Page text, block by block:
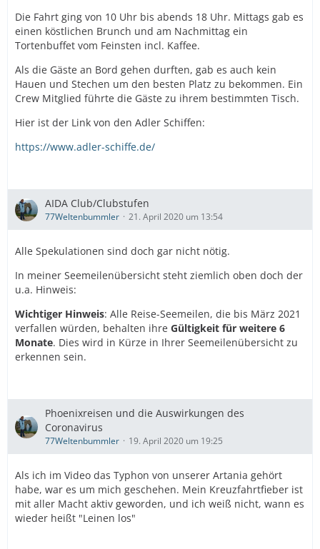
Die Fahrt ging von 10 Uhr bis abends 18 Uhr. Mittags gab es
einen köstlichen Brunch und am Nachmittag ein
Tortenbuffet vom Feinsten incl. Kaffee.
Als die Gäste an Bord gehen durften, gab es auch kein
Hauen und Stechen um den besten Platz zu bekommen. Ein
Crew Mitglied führte die Gäste zu ihrem bestimmten Tisch.
Hier ist der Link von den Adler Schiffen:
https://www.adler-schiffe.de/
AIDA Club/Clubstufen
77Weltenbummler 21. April 2020 um 13:54
Alle Spekulationen sind doch gar nicht nötig.
In meiner Seemeilenübersicht steht ziemlich oben doch der
u.a. Hinweis:
Wichtiger Hinweis: Alle Reise-Seemeilen, die bis März 2021
verfallen würden, behalten ihre Gültigkeit für weitere 6
Monate. Dies wird in Kürze in Ihrer Seemeilenübersicht zu
erkennen sein.
Phoenixreisen und die Auswirkungen des
Coronavirus
77Weltenbummler 19. April 2020 um 19:25
Als ich im Video das Typhon von unserer Artania gehört
habe, war es um mich geschehen. Mein Kreuzfahrtfieber ist
mit aller Macht aktiv geworden, und ich weiß nicht, wann es
wieder heißt "Leinen los"